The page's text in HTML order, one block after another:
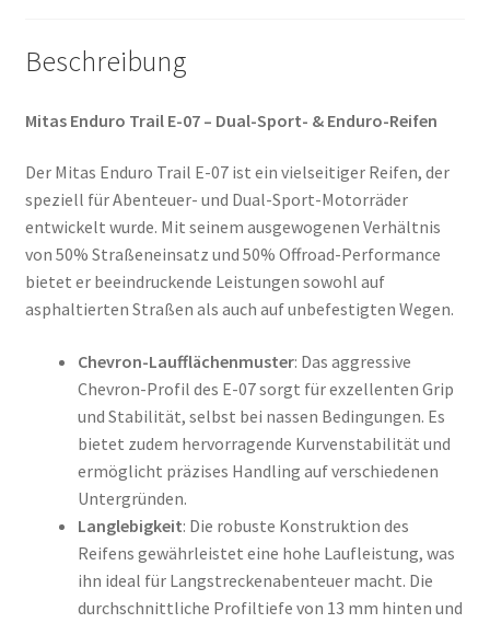
Beschreibung
Mitas Enduro Trail E-07 – Dual-Sport- & Enduro-Reifen
Der Mitas Enduro Trail E-07 ist ein vielseitiger Reifen, der
speziell für Abenteuer- und Dual-Sport-Motorräder
entwickelt wurde. Mit seinem ausgewogenen Verhältnis
von 50% Straßeneinsatz und 50% Offroad-Performance
bietet er beeindruckende Leistungen sowohl auf
asphaltierten Straßen als auch auf unbefestigten Wegen.
Chevron-Laufflächenmuster: Das aggressive
Chevron-Profil des E-07 sorgt für exzellenten Grip
und Stabilität, selbst bei nassen Bedingungen. Es
bietet zudem hervorragende Kurvenstabilität und
ermöglicht präzises Handling auf verschiedenen
Untergründen.
Langlebigkeit: Die robuste Konstruktion des
Reifens gewährleistet eine hohe Laufleistung, was
ihn ideal für Langstreckenabenteuer macht. Die
durchschnittliche Profiltiefe von 13 mm hinten und